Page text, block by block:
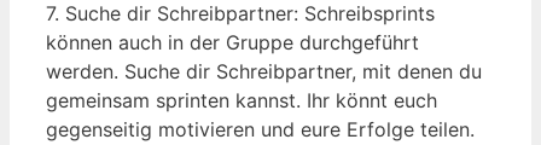
7. Suche ‍dir Schreibpartner: Schreibsprints
können auch‌ in der Gruppe‍ durchgeführt ​
werden. Suche dir Schreibpartner,​ mit ⁢denen du
gemeinsam sprinten ⁤kannst.⁢ Ihr könnt euch
gegenseitig motivieren und eure Erfolge teilen.